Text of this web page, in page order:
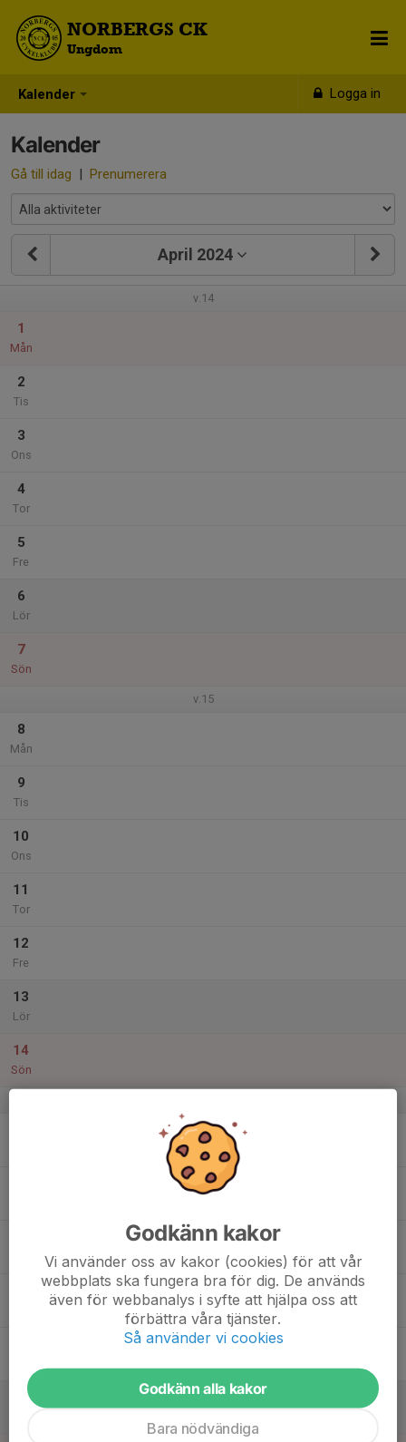
Kalender Logga in
NORBERGS CK
Ungdom
Kalender
Gå till idag | Prenumerera
April 2024
v.14
1
Mån
2
Tis
3
Ons
4
Tor
5
Fre
6
Lör
7
Sön
v.15
8
Mån
9
Tis
10
Ons
11
Tor
12
Fre
13
Lör
14
Sön
18:00
19:00
Barn och ungdomsträning
Nordansjö
20
Godkänn kakor
Vi använder oss av kakor (cookies) för att vår
webbplats ska fungera bra för dig. De används
även för webbanalys i syfte att hjälpa oss att
förbättra våra tjänster.
Så använder vi cookies
Godkänn alla kakor
Bara nödvändiga